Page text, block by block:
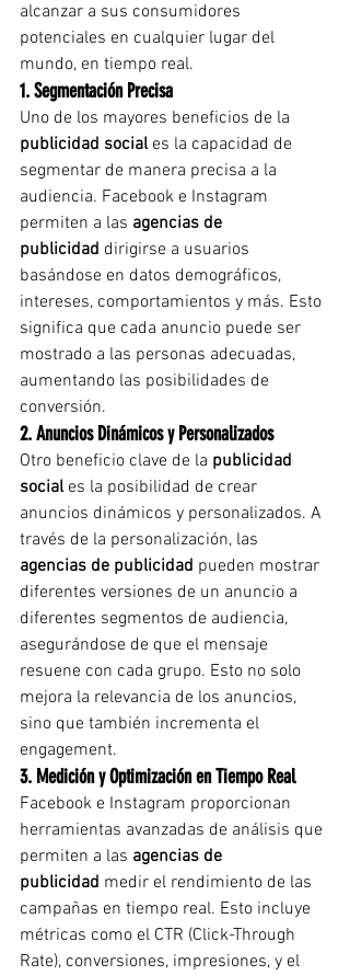
alcanzar a sus consumidores
potenciales en cualquier lugar del
mundo, en tiempo real.
1. Segmentación Precisa
Uno de los mayores beneficios de la
publicidad social es la capacidad de
segmentar de manera precisa a la
audiencia. Facebook e Instagram
permiten a las agencias de
publicidad dirigirse a usuarios
basándose en datos demográficos,
intereses, comportamientos y más. Esto
significa que cada anuncio puede ser
mostrado a las personas adecuadas,
aumentando las posibilidades de
conversión.
2. Anuncios Dinámicos y Personalizados
Otro beneficio clave de la publicidad
social es la posibilidad de crear
anuncios dinámicos y personalizados. A
través de la personalización, las
agencias de publicidad pueden mostrar
diferentes versiones de un anuncio a
diferentes segmentos de audiencia,
asegurándose de que el mensaje
resuene con cada grupo. Esto no solo
mejora la relevancia de los anuncios,
sino que también incrementa el
engagement.
3. Medición y Optimización en Tiempo Real
Facebook e Instagram proporcionan
herramientas avanzadas de análisis que
permiten a las agencias de
publicidad medir el rendimiento de las
campañas en tiempo real. Esto incluye
métricas como el CTR (Click-Through
Rate), conversiones, impresiones, y el